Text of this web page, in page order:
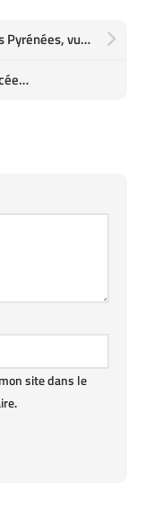
Passage de palombes avec en fond Les Pyrénées, vues depuis les alentours de Miramont d’Astarac dans le Gers
site dans le